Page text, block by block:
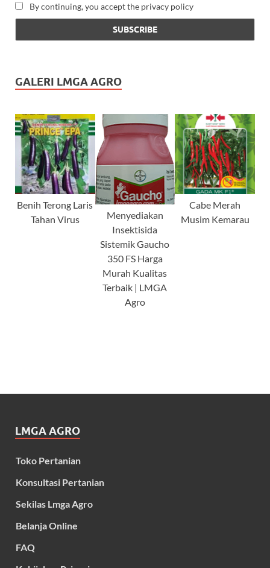
By continuing, you accept the privacy policy
GALERI LMGA AGRO
Benih Terong Laris
Tahan Virus
Menyediakan
Insektisida
Sistemik Gaucho
350 FS Harga
Murah Kualitas
Terbaik | LMGA
Agro
Cabe Merah
Musim Kemarau
LMGA AGRO
Toko Pertanian
Konsultasi Pertanian
Sekilas Lmga Agro
Belanja Online
FAQ